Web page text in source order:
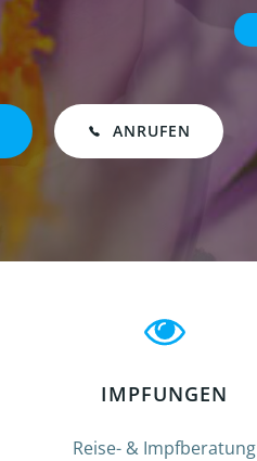
ANRUFEN
IMPFUNGEN
Reise- & Impfberatung